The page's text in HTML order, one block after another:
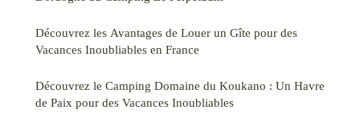
Découvrez les Avantages de Louer un Gîte pour des
Vacances Inoubliables en France
Découvrez le Camping Domaine du Koukano : Un Havre
de Paix pour des Vacances Inoubliables